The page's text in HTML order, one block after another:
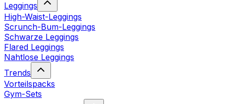
Leggings
High-Waist-Leggings
Scrunch-Bum-Leggings
Schwarze Leggings
Flared Leggings
Nahtlose Leggings
Trends
Vorteilspacks
Gym-Sets